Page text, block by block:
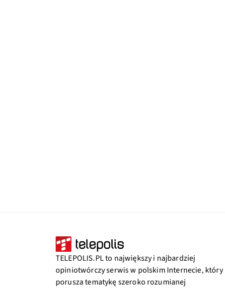
TELEPOLIS.PL to największy i najbardziej
opiniotwórczy serwis w polskim Internecie, który
porusza tematykę szeroko rozumianej